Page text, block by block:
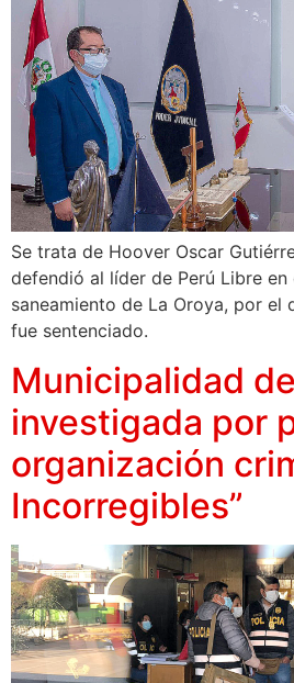
Se trata de Hoover Oscar
defendió al líder de Perú Libre en
saneamiento de La Oroya, por el
fue sentenciado.
Municipalidad
investigada por
organización
Incorregibles”